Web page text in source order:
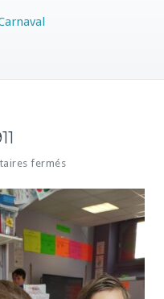
fermés
M
G
_
2